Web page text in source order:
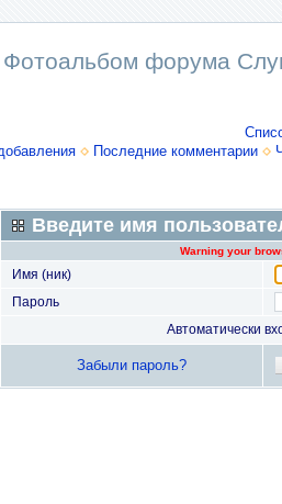
Фотоальбом форума
Последние комментарии
Введите имя
Warning your
Имя (ник)
Пароль
Автоматически
Забыли пароль?